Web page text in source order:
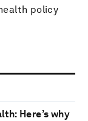
policy
Here’s why